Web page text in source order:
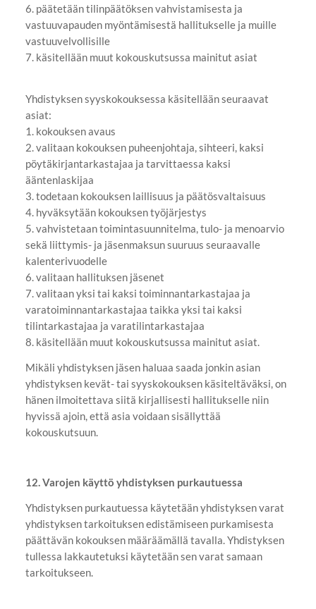
6. päätetään tilinpäätöksen vahvistamisesta ja
vastuuvapauden myöntämisestä hallitukselle ja muille
vastuuvelvollisille
7. käsitellään muut kokouskutsussa mainitut asiat
Yhdistyksen syyskokouksessa käsitellään seuraavat
asiat:
1. kokouksen avaus
2. valitaan kokouksen puheenjohtaja, sihteeri, kaksi
pöytäkirjantarkastajaa ja tarvittaessa kaksi
ääntenlaskijaa
3. todetaan kokouksen laillisuus ja päätösvaltaisuus
4. hyväksytään kokouksen työjärjestys
5. vahvistetaan toimintasuunnitelma, tulo- ja menoarvio
sekä liittymis- ja jäsenmaksun suuruus seuraavalle
kalenterivuodelle
6. valitaan hallituksen jäsenet
7. valitaan yksi tai kaksi toiminnantarkastajaa ja
varatoiminnantarkastajaa taikka yksi tai kaksi
tilintarkastajaa ja varatilintarkastajaa
8. käsitellään muut kokouskutsussa mainitut asiat.
Mikäli yhdistyksen jäsen haluaa saada jonkin asian
yhdistyksen kevät- tai syyskokouksen käsiteltäväksi, on
hänen ilmoitettava siitä kirjallisesti hallitukselle niin
hyvissä ajoin, että asia voidaan sisällyttää
kokouskutsuun.
12. Varojen käyttö yhdistyksen purkautuessa
Yhdistyksen purkautuessa käytetään yhdistyksen varat
yhdistyksen tarkoituksen edistämiseen purkamisesta
päättävän kokouksen määräämällä tavalla. Yhdistyksen
tullessa lakkautetuksi käytetään sen varat samaan
tarkoitukseen.